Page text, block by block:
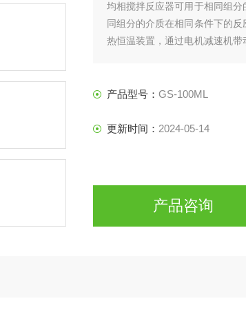
均相搅拌反应器可用于相同组
同组分的介质在相同条件下的
热恒温装置，通过电机减速机
产品型号： GS-100ML
更新时间： 2024-05-14
产品咨询